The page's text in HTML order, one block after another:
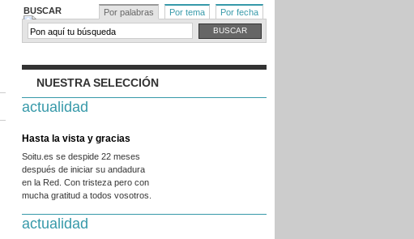
BUSCAR Por palabras Por tema Por fecha
NUESTRA SELECCIÓN
actualidad
Hasta la vista y gracias
Soitu.es se despide 22 meses
después de iniciar su andadura
en la Red. Con tristeza pero con
mucha gratitud a todos vosotros.
actualidad